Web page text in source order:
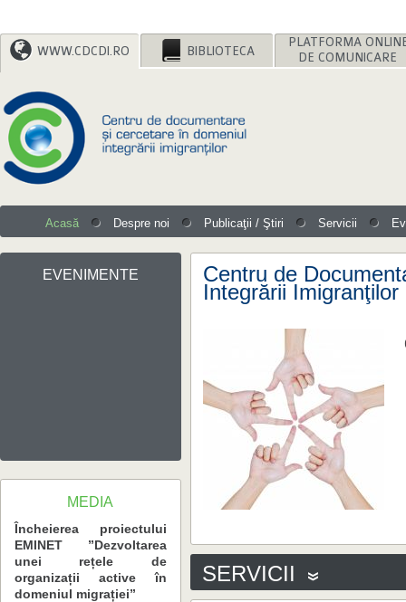
WWW.CDCDI.RO BIBLIOTECA DE COMUNICARE
Acasă Despre noi Publicaţii / Ştiri Servicii
EVENIMENTE
MEDIA
domeniul migrației”
Integrării Imigranţilor
SERVICII